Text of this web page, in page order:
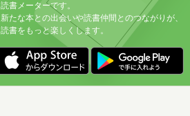
読書メーターです。
新たな本との出会いや読書仲間とのつながりが、
読書をもっと楽しくします。